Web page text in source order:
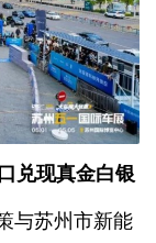
兑现真金白银
与苏州市新能